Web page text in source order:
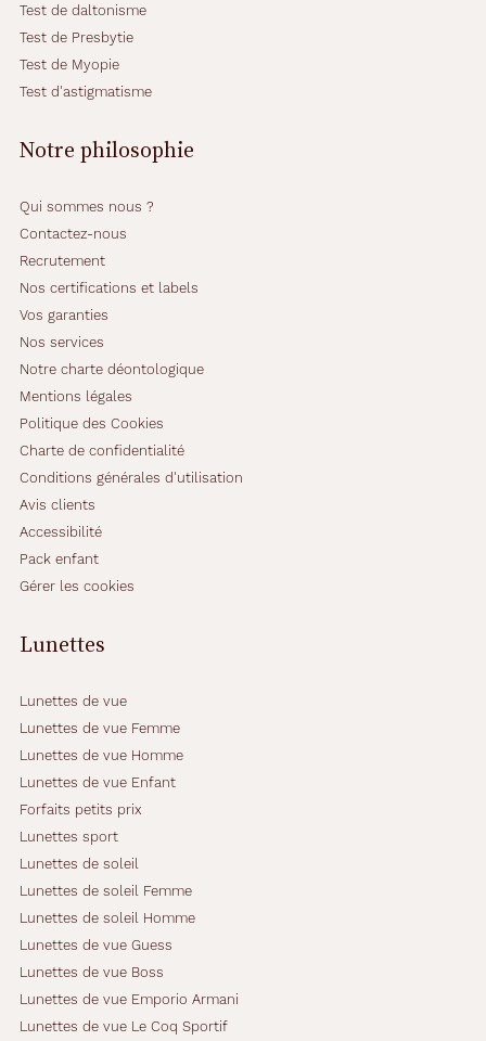
Test de daltonisme
Test de Presbytie
Test de Myopie
Test d'astigmatisme
Notre philosophie
Qui sommes nous ?
Contactez-nous
Recrutement
Nos certifications et labels
Vos garanties
Nos services
Notre charte déontologique
Mentions légales
Politique des Cookies
Charte de confidentialité
Conditions générales d'utilisation
Avis clients
Accessibilité
Pack enfant
Gérer les cookies
Lunettes
Lunettes de vue
Lunettes de vue Femme
Lunettes de vue Homme
Lunettes de vue Enfant
Forfaits petits prix
Lunettes sport
Lunettes de soleil
Lunettes de soleil Femme
Lunettes de soleil Homme
Lunettes de vue Guess
Lunettes de vue Boss
Lunettes de vue Emporio Armani
Lunettes de vue Le Coq Sportif